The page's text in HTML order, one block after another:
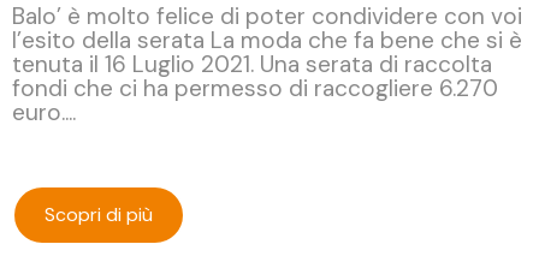
Balo’ è molto felice di poter condividere con voi
l’esito della serata La moda che fa bene che si è
tenuta il 16 Luglio 2021. Una serata di raccolta
fondi che ci ha permesso di raccogliere 6.270
euro....
Scopri di più